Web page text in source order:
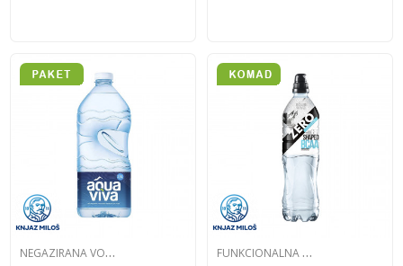
N
EGAZIRANA VODA F
UNKCIONALNA VODA